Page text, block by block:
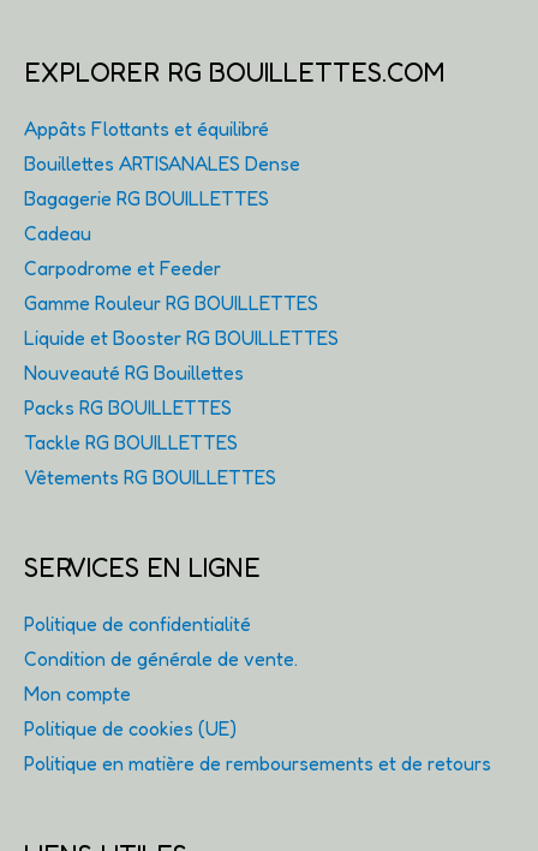
EXPLORER RG BOUILLETTES.COM
Appâts Flottants et équilibré
Bouillettes ARTISANALES Dense
Bagagerie RG BOUILLETTES
Cadeau
Carpodrome et Feeder
Gamme Rouleur RG BOUILLETTES
Liquide et Booster RG BOUILLETTES
Nouveauté RG Bouillettes
Packs RG BOUILLETTES
Tackle RG BOUILLETTES
Vêtements RG BOUILLETTES
SERVICES EN LIGNE
Politique de confidentialité
Condition de générale de vente.
Mon compte
Politique de cookies (UE)
Politique en matière de remboursements et de retours